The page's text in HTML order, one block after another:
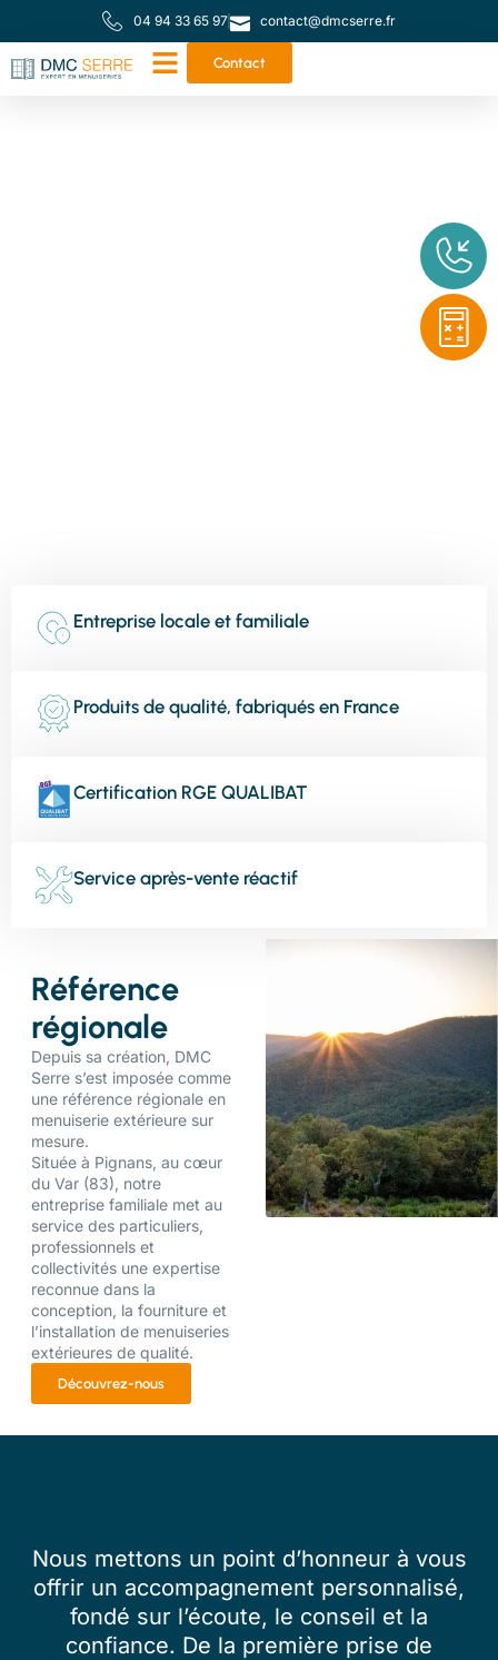
04 94 33 65 97 contact@dmcserre.fr
Contact
Votre partenaire de
proximité pour toutes
Entreprise locale et familiale
Produits de qualité, fabriqués en France
Certification RGE QUALIBAT
Service après-vente réactif
Référence
régionale
Depuis sa création, DMC
Serre s’est imposée comme
une référence régionale en
menuiserie extérieure sur
mesure.
Située à Pignans, au cœur
du Var (83), notre
entreprise familiale met au
service des particuliers,
professionnels et
collectivités une expertise
reconnue dans la
conception, la fourniture et
l’installation de menuiseries
extérieures de qualité.
Découvrez-nous
Nous mettons un point d’honneur à vous
offrir un accompagnement personnalisé,
fondé sur l’écoute, le conseil et la
confiance. De la première prise de